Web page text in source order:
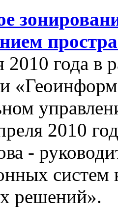
2010 года в
2010
-
систем
решений».